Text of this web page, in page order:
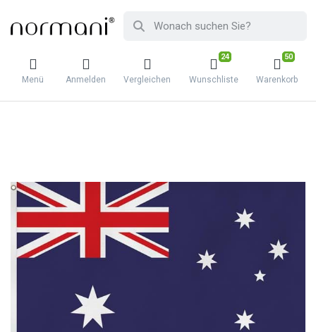
Menü Anmelden Vergleichen
24
Wunschliste
50
Warenkorb